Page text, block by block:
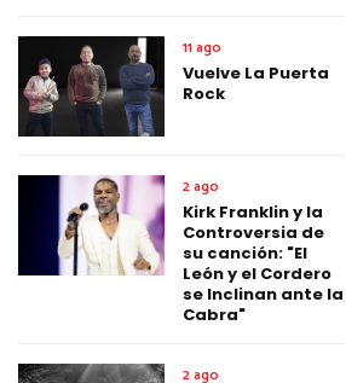
11 ago
Vuelve La Puerta
Rock
2 ago
Kirk Franklin y la
Controversia de
su canción: "El
León y el Cordero
se Inclinan ante la
Cabra"
2 ago